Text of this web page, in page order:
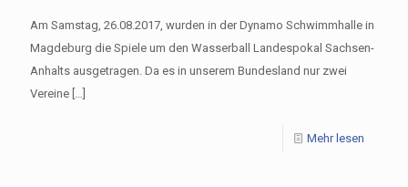
Am Samstag, 26.08.2017, wurden in der Dynamo Schwimmhalle in
Magdeburg die Spiele um den Wasserball Landespokal Sachsen-
Anhalts ausgetragen. Da es in unserem Bundesland nur zwei
Vereine […]
Mehr lesen